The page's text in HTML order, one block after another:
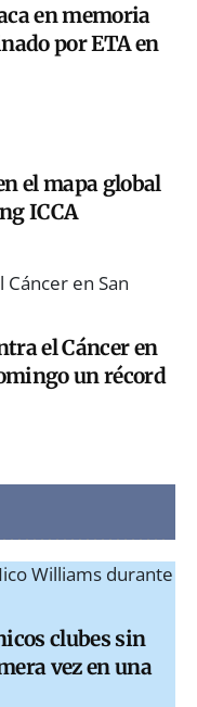
en memoria
por ETA en
el mapa global
ICCA
el Cáncer en
un récord
clubes sin
vez en una